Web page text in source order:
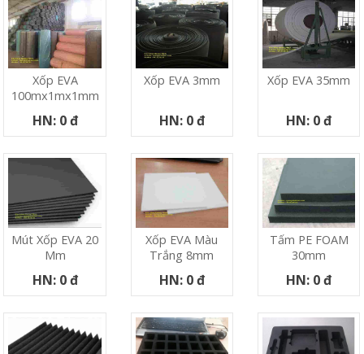
Xốp EVA
100mx1mx1mm
HN: 0 đ
Xốp EVA 3mm
HN: 0 đ
Xốp EVA 35mm
HN: 0 đ
Mút Xốp EVA 20
Mm
HN: 0 đ
Xốp EVA Màu
Trắng 8mm
HN: 0 đ
Tấm PE FOAM
30mm
HN: 0 đ